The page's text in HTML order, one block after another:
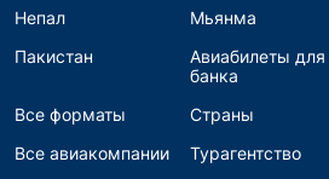
Непал
Мьянма
Пакистан
Авиабилеты для
банка
Все форматы Страны
Все авиакомпании
Турагентство